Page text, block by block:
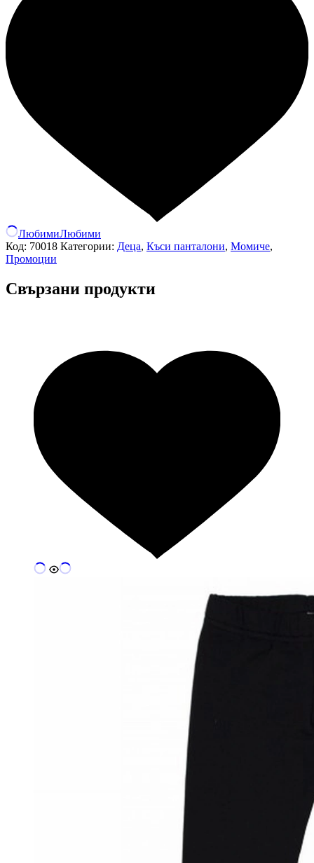
ЛюбимиЛюбими
Код: 70018 Категории: Деца, Къси панталони, Момиче,
Промоции
Свързани продукти